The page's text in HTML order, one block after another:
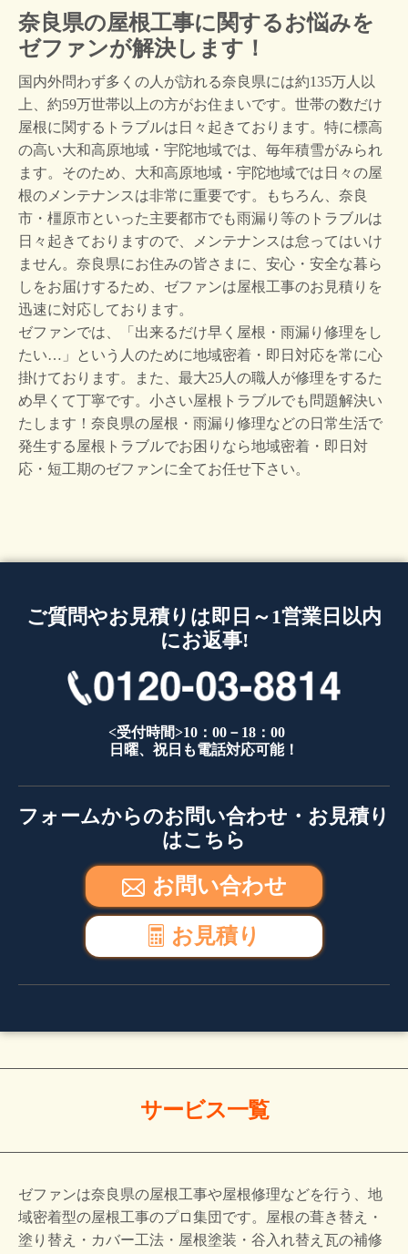
奈良県の屋根工事に関するお悩みを
ゼファンが解決します！
国内外問わず多くの人が訪れる奈良県には約135万人以
上、約59万世帯以上の方がお住まいです。世帯の数だけ
屋根に関するトラブルは日々起きております。特に標高
の高い大和高原地域・宇陀地域では、毎年積雪がみられ
ます。そのため、大和高原地域・宇陀地域では日々の屋
根のメンテナンスは非常に重要です。もちろん、奈良
市・橿原市といった主要都市でも雨漏り等のトラブルは
日々起きておりますので、メンテナンスは怠ってはいけ
ません。奈良県にお住みの皆さまに、安心・安全な暮ら
しをお届けするため、ゼファンは屋根工事のお見積りを
迅速に対応しております。
ゼファンでは、「出来るだけ早く屋根・雨漏り修理をし
たい…」という人のために地域密着・即日対応を常に心
掛けております。また、最大25人の職人が修理をするた
め早くて丁寧です。小さい屋根トラブルでも問題解決い
たします！奈良県の屋根・雨漏り修理などの日常生活で
発生する屋根トラブルでお困りなら地域密着・即日対
応・短工期のゼファンに全てお任せ下さい。
ご質問やお見積りは即日～1営業日以内
にお返事!
<受付時間>10：00－18：00
日曜、祝日も電話対応可能！
フォームからのお問い合わせ・お見積り
はこちら
お問い合わせ
お見積り
サービス一覧
ゼファンは奈良県の屋根工事や屋根修理などを行う、地
域密着型の屋根工事のプロ集団です。屋根の葺き替え・
塗り替え・カバー工法・屋根塗装・谷入れ替え瓦の補修